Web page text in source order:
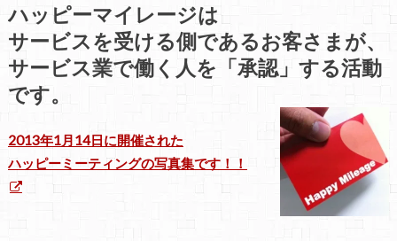
ハッピーマイレージは
サービスを受ける側であるお客さまが、
サービス業で働く人を「承認」する活動
です。
2013年1月14日に開催された
ハッピーミーティングの写真集です！！